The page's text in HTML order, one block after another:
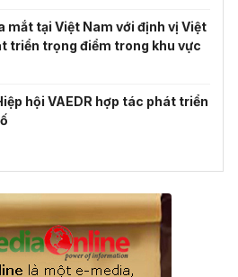
mắt tại Việt Nam với định vị Việt
triển trọng điểm trong khu vực
hội VAEDR hợp tác phát triển